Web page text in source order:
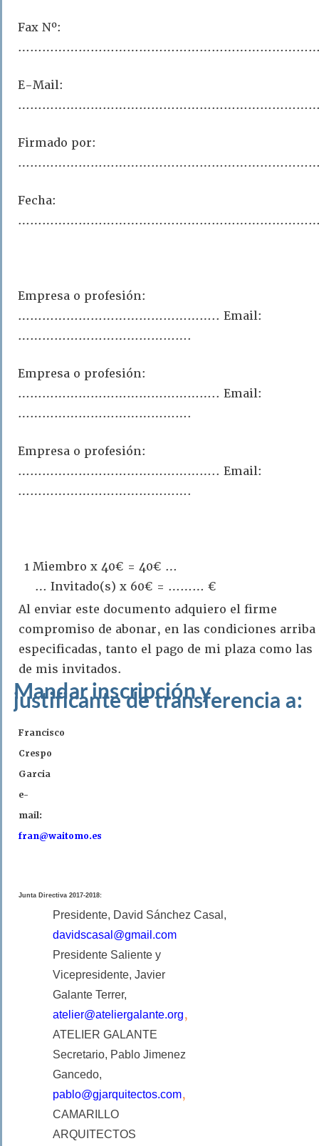
Fax Nº:
E-Mail:
Firmado por:
Fecha:
Empresa o profesión:
………………………………………….. Email:
…………………………………….
Empresa o profesión:
………………………………………….. Email:
…………………………………….
Empresa o profesión:
………………………………………….. Email:
…………………………………….
1 Miembro x 40€ = 40€ …
… Invitado(s) x 60€ = ……… €
Al enviar este documento adquiero el firme
compromiso de abonar, en las condiciones arriba
especificadas, tanto el pago de mi plaza como las
de mis invitados.
Mandar inscripción y
justificante de transferencia a:
Francisco
Crespo
Garcia
e-
mail:
fran@waitomo.es
Junta Directiva 2017-2018:
Presidente, David Sánchez Casal,
davidscasal@gmail.com
Presidente Saliente y
Vicepresidente, Javier
Galante Terrer,
atelier@ateliergalante.org,
ATELIER GALANTE
Secretario, Pablo Jimenez
Gancedo,
pablo@gjarquitectos.com,
CAMARILLO
ARQUITECTOS